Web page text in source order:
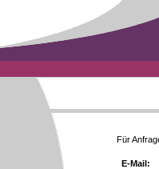
Für
E-Mail: